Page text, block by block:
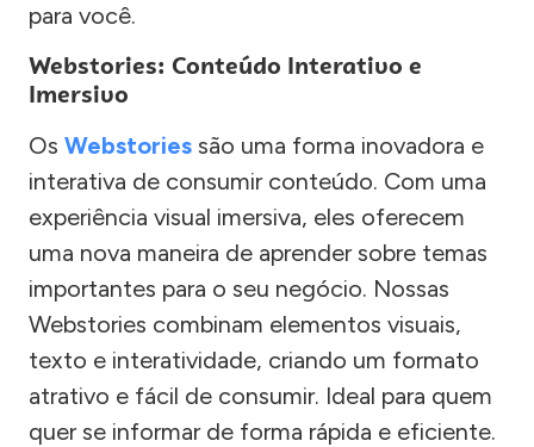
para você.
Webstories: Conteúdo Interativo e
Imersivo
Os Webstories são uma forma inovadora e
interativa de consumir conteúdo. Com uma
experiência visual imersiva, eles oferecem
uma nova maneira de aprender sobre temas
importantes para o seu negócio. Nossas
Webstories combinam elementos visuais,
texto e interatividade, criando um formato
atrativo e fácil de consumir. Ideal para quem
quer se informar de forma rápida e eficiente.